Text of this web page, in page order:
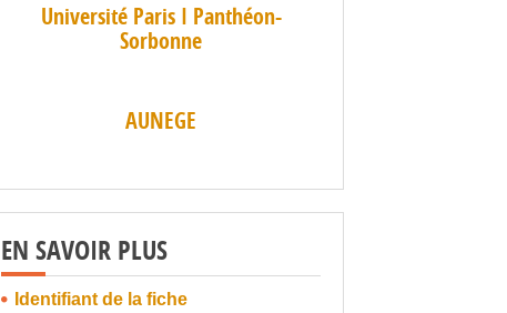
Université Paris I Panthéon-
Sorbonne
AUNEGE
EN SAVOIR PLUS
Identifiant de la fiche